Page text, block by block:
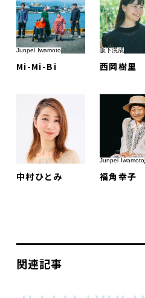
Junpei Iwamoto
Mi-Mi-Bi
阪下滉成
西岡樹里
中村ひとみ
Junpei Iwamoto
福角幸子
関連記事